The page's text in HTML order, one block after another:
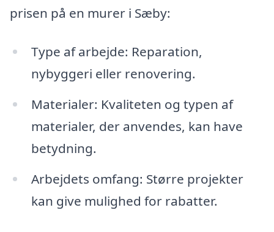
prisen på en murer i Sæby:
Type af arbejde: Reparation,
nybyggeri eller renovering.
Materialer: Kvaliteten og typen af
materialer, der anvendes, kan have
betydning.
Arbejdets omfang: Større projekter
kan give mulighed for rabatter.